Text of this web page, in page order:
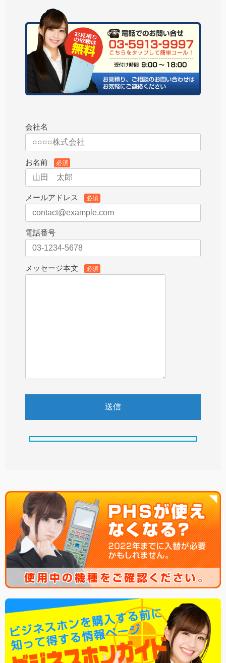
会社名
お名前 必須
メールアドレス 必須
電話番号
メッセージ本文 必須